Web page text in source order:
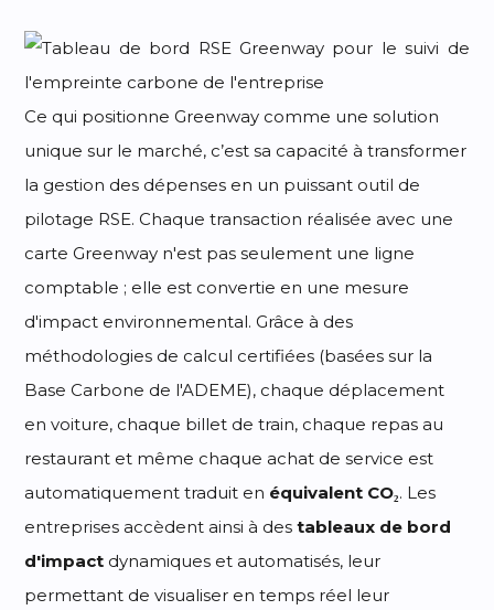
Ce qui positionne Greenway comme une solution
unique sur le marché, c’est sa capacité à transformer
la gestion des dépenses en un puissant outil de
pilotage RSE. Chaque transaction réalisée avec une
carte Greenway n'est pas seulement une ligne
comptable ; elle est convertie en une mesure
d'impact environnemental. Grâce à des
méthodologies de calcul certifiées (basées sur la
Base Carbone de l'ADEME), chaque déplacement
en voiture, chaque billet de train, chaque repas au
restaurant et même chaque achat de service est
automatiquement traduit en équivalent CO₂. Les
entreprises accèdent ainsi à destableaux de bord
d'impact dynamiques et automatisés, leur
permettant de visualiser en temps réel leur